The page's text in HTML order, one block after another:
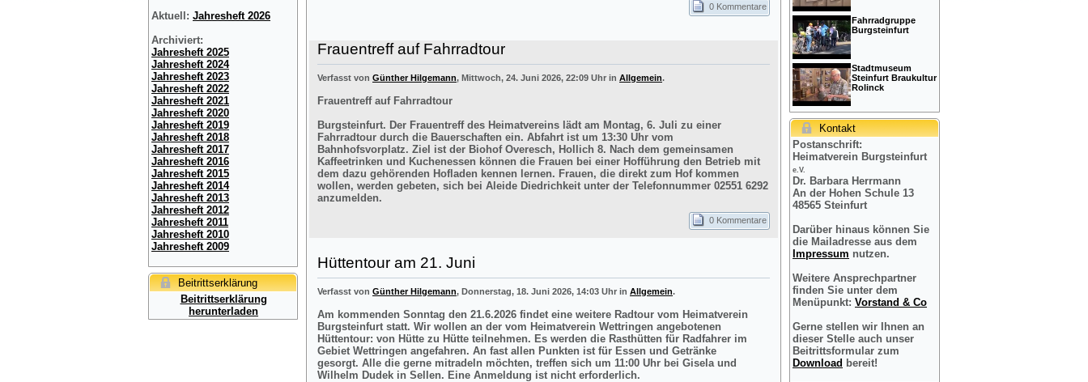
Aktuell: Jahresheft 2026
Archiviert:
Jahresheft 2025
Jahresheft 2024
Jahresheft 2023
Jahresheft 2022
Jahresheft 2021
Jahresheft 2020
Jahresheft 2019
Jahresheft 2018
Jahresheft 2017
Jahresheft 2016
Jahresheft 2015
Jahresheft 2014
Jahresheft 2013
Jahresheft 2012
Jahresheft 2011
Jahresheft 2010
Jahresheft 2009
Beitrittserklärung
Beitrittserklärung
herunterladen
0 Kommentare
Frauentreff auf Fahrradtour
Verfasst von Günther Hilgemann, Mittwoch, 24. Juni 2026, 22:09 Uhr in Allgemein.
Frauentreff auf Fahrradtour
Burgsteinfurt. Der Frauentreff des Heimatvereins lädt am Montag, 6. Juli zu einer
Fahrradtour durch die Bauerschaften ein. Abfahrt ist um 13:30 Uhr vom
Bahnhofsvorplatz. Ziel ist der Biohof Overesch, Hollich 8. Nach dem gemeinsamen
Kaffeetrinken und Kuchenessen können die Frauen bei einer Hofführung den Betrieb mit
dem dazu gehörenden Hofladen kennen lernen. Frauen, die direkt zum Hof kommen
wollen, werden gebeten, sich bei Aleide Diedrichkeit unter der Telefonnummer 02551 6292
anzumelden.
0 Kommentare
Hüttentour am 21. Juni
Verfasst von Günther Hilgemann, Donnerstag, 18. Juni 2026, 14:03 Uhr in Allgemein.
Am kommenden Sonntag den 21.6.2026 findet eine weitere Radtour vom Heimatverein
Burgsteinfurt statt. Wir wollen an der vom Heimatverein Wettringen angebotenen
Hüttentour: von Hütte zu Hütte teilnehmen. Es werden die Rasthütten für Radfahrer im
Gebiet Wettringen angefahren. An fast allen Punkten ist für Essen und Getränke
gesorgt. Alle die gerne mitradeln möchten, treffen sich um 11:00 Uhr bei Gisela und
Wilhelm Dudek in Sellen. Eine Anmeldung ist nicht erforderlich.
Fahrradgruppe
Burgsteinfurt
Stadtmuseum
Steinfurt Braukultur
Rolinck
Kontakt
Postanschrift:
Heimatverein Burgsteinfurt
e.V.
Dr. Barbara Herrmann
An der Hohen Schule 13
48565 Steinfurt
Darüber hinaus können Sie
die Mailadresse aus dem
Impressum nutzen.
Weitere Ansprechpartner
finden Sie unter dem
Menüpunkt: Vorstand & Co
Gerne stellen wir Ihnen an
dieser Stelle auch unser
Beitrittsformular zum
Download bereit!